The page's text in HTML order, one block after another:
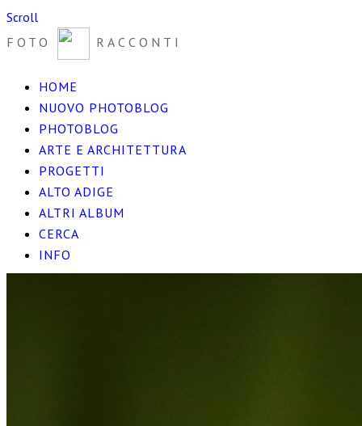
Scroll
FOTO
RACCONTI
HOME
NUOVO PHOTOBLOG
PHOTOBLOG
ARTE E ARCHITETTURA
PROGETTI
ALTO ADIGE
ALTRI ALBUM
CERCA
INFO